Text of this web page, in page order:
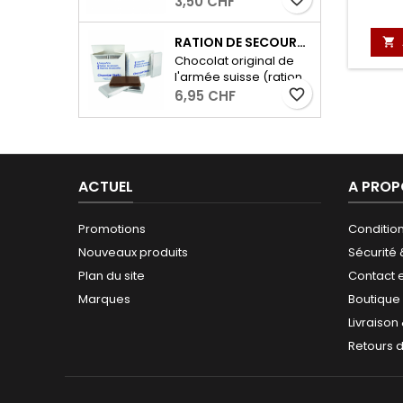
aliment pour les
voyages à l’extérieur,
pour les randonnées
ou comme en-cas
entre les deux! Poids :
50g
Acier en forme de S-
RATION DE SECOURS MILITAIRE - 2 X 96G
Chocolat original de
l'armée suisse (ration
de secours) avec 53%
de cacao. - 2 portions
6,95 CHF favorite_border

ACTUEL
Promotions
Nouveaux produits
Plan du site
Marques
A
Sécurité
Contact
Retours